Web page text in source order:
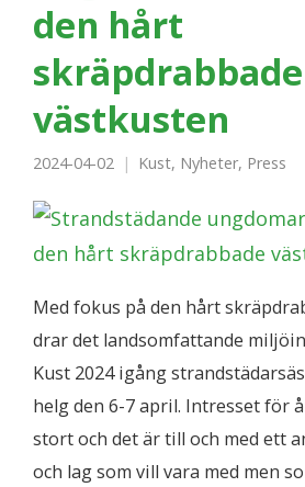
den hårt
skräpdrabbade
västkusten
2024-04-02 Kust, Nyheter, Press
Med fokus på den hårt
drar det landsomfattande
Kust 2024 igång
helg den 6-7 april. Intresset för
stort och det är till och med ett
och lag som vill vara med men